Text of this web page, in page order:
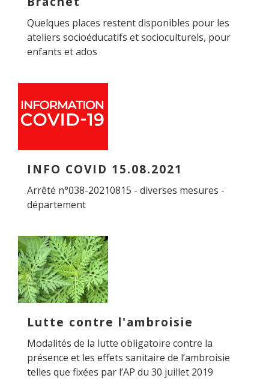
Quelques places restent disponibles pour les
ateliers socioéducatifs et socioculturels, pour
enfants et ados
INFO COVID 15.08.2021
Arrêté n°038-20210815 - diverses mesures -
département
Lutte contre l'ambroisie
Modalités de la lutte obligatoire contre la
présence et les effets sanitaire de l’ambroisie
telles que fixées par l’AP du 30 juillet 2019